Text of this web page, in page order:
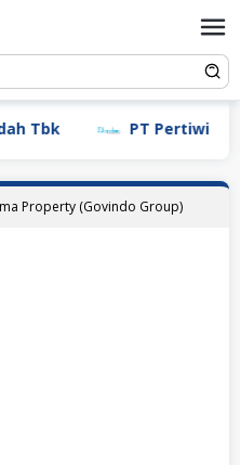
PT Pertiwi Agung
Property (Govindo Group)